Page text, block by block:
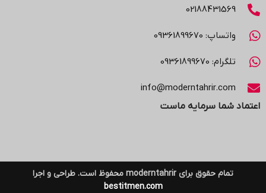
02188431569
واتساپ: 09361899670
تلگرام: 09361899670
info@moderntahrir.com
اعتماد شما سرمایه ماست
تمام حقوق برای moderntahrir محفوظ است. طراحی و اجرا
bestitmen.com